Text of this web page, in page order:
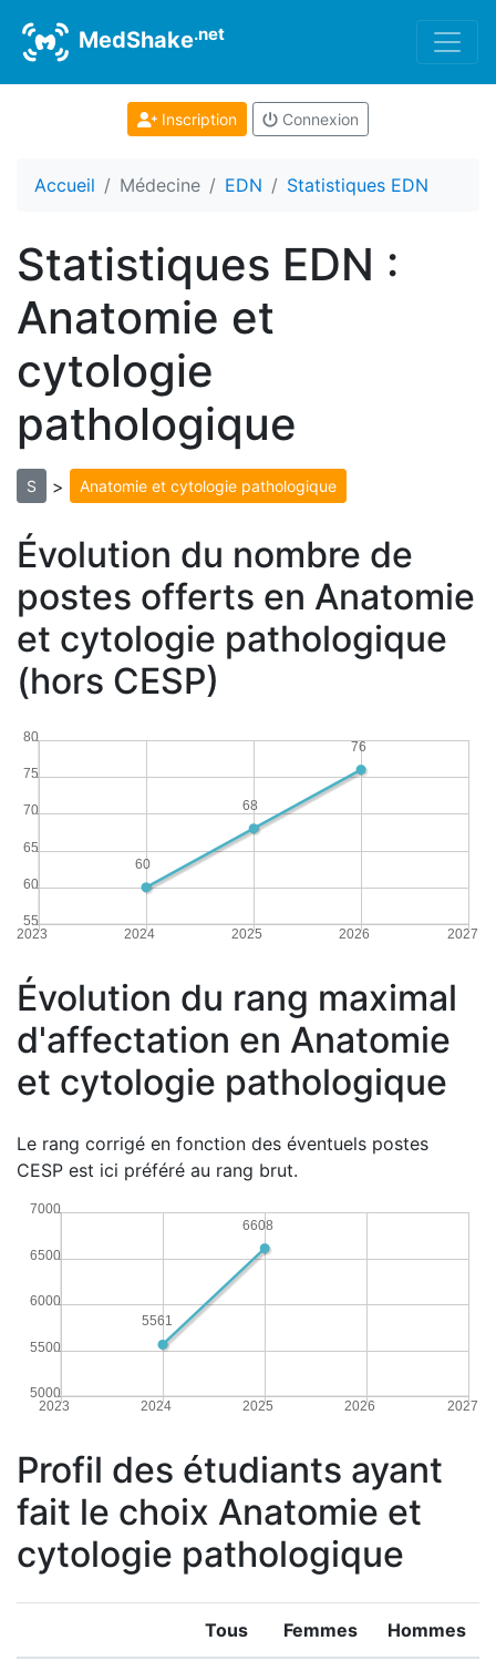
MedShake.net
Inscription Connexion
Accueil Médecine EDN Statistiques EDN
Statistiques EDN :
Anatomie et
cytologie
pathologique
S > Anatomie et cytologie pathologique
Évolution du nombre de
postes offerts en Anatomie
et cytologie pathologique
(hors CESP)
2023 2024 2025 2026 2027
55
60
65
70
75
80
76
68
60
Évolution du rang maximal
d'affectation en Anatomie
et cytologie pathologique
Le rang corrigé en fonction des éventuels postes
CESP est ici préféré au rang brut.
2023 2024 2025 2026 2027
5000
5500
6000
6500
7000
6608
5561
Profil des étudiants ayant
fait le choix Anatomie et
cytologie pathologique
Tous Femmes Hommes